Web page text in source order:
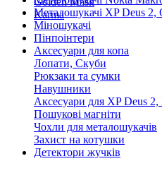
Karma
Металошукачі XP Deus 2,
Міношукачі
Пінпоінтери
Аксесуари для копа
Лопати, Скуби
Рюкзаки та сумки
Навушники
Аксесуари для XP Deus
Пошукові магніти
Чохли для металошукачів
Захист на котушки
Детектори жучків